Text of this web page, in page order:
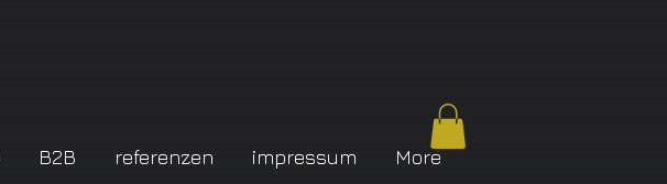
B2B referenzen impressum More